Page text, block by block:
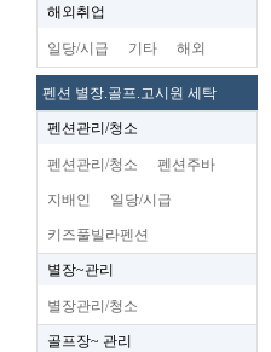
해외취업
일당/시급 기타 해외
펜션 별장.골프.고시원 세탁
펜션관리/청소
펜션관리/청소 펜션주바
지배인 일당/시급
키즈풀빌라펜션
별장~관리
별장관리/청소
골프장~ 관리